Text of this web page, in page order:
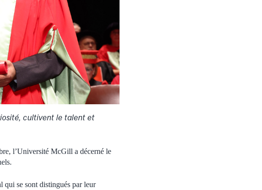
cultivent le talent et
l’Université McGill a décerné le
qui se sont distingués par leur